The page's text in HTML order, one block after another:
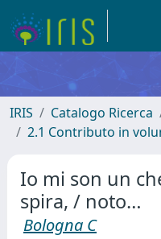
IRIS Catalogo Ricerca
2.1 Contributo in
Io mi son un
spira, / noto…
Bologna C